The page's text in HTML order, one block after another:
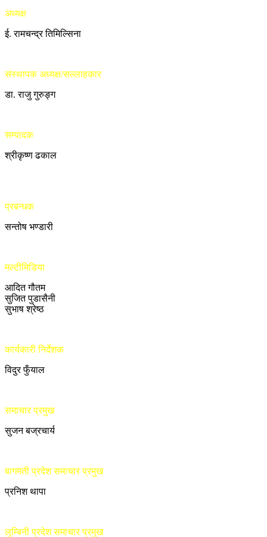
अध्यक्ष
ई. रामचन्द्र तिमिल्सिना
संस्थापक अध्यक्ष/सल्लाहकार
डा. राजु गुरुङ्ग
सम्पादक
श्रीकृष्ण ढकाल
प्रबन्धक
सन्तोष भण्डारी
मल्टीमिडिया
आदित गौतम
सुजित पुडासैनी
सुभाष श्रेष्ठ
कार्यकारी निर्देशक
विदुर फुँयाल
समाचार प्रमुख
सुजन बज्रचार्य
बागमती प्रदेश समाचार प्रमुख
प्रनिश थापा
लुम्बिनी प्रदेश समाचार प्रमुख